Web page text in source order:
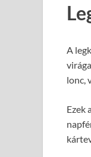
A
lonc,
Ezek